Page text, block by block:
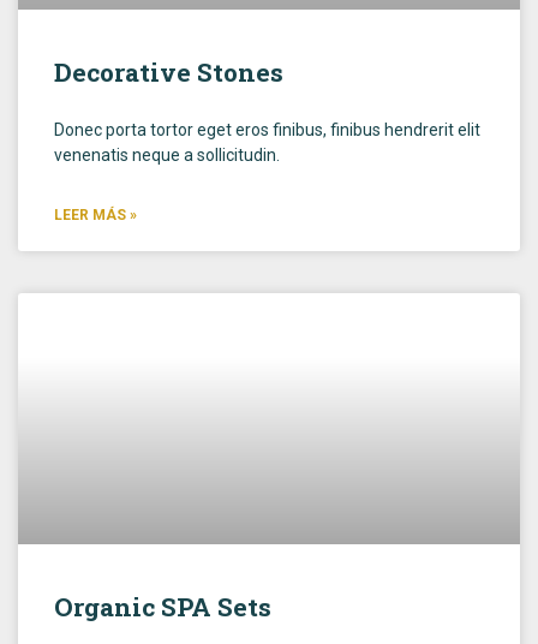
Decorative Stones
Donec porta tortor eget eros finibus, finibus hendrerit elit
venenatis neque a sollicitudin.
LEER MÁS »
Organic SPA Sets